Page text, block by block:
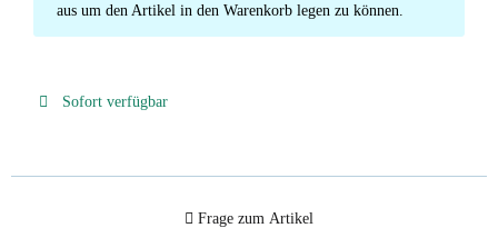
aus um den Artikel in den Warenkorb legen zu können.
Sofort verfügbar
Frage zum Artikel